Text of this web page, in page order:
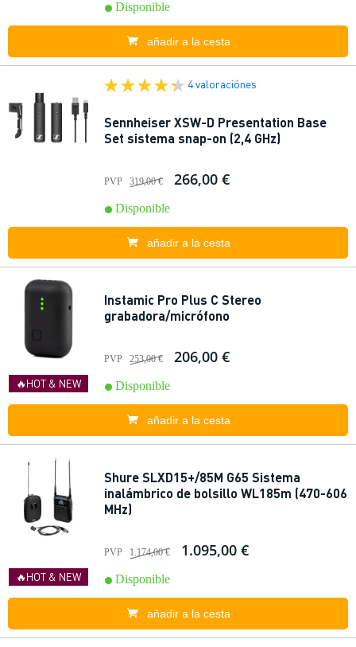
Disponible
añadir a la cesta
4 valoraciónes
Sennheiser XSW-D Presentation Base
Set sistema snap-on (2,4 GHz)
PVP 319,00 € 266,00 €
Disponible
añadir a la cesta
🔥HOT & NEW
Instamic Pro Plus C Stereo
grabadora/micrófono
PVP 253,00 € 206,00 €
Disponible
añadir a la cesta
🔥HOT & NEW
Shure SLXD15+/85M G65 Sistema
inalámbrico de bolsillo WL185m (470-606
MHz)
PVP 1.174,00 € 1.095,00 €
Disponible
añadir a la cesta